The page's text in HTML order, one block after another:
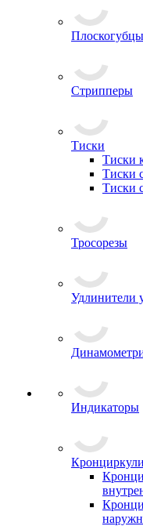
Плоскогубцы
Стрипперы
Тиски
Тиски
Тиски
Тиски
Тросорезы
Удлинители
Индикаторы
Кронциркули